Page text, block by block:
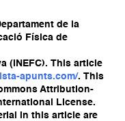
de la
Física de
(INEFC). This article
apunts.com/. This
Attribution-
License.
in this article are